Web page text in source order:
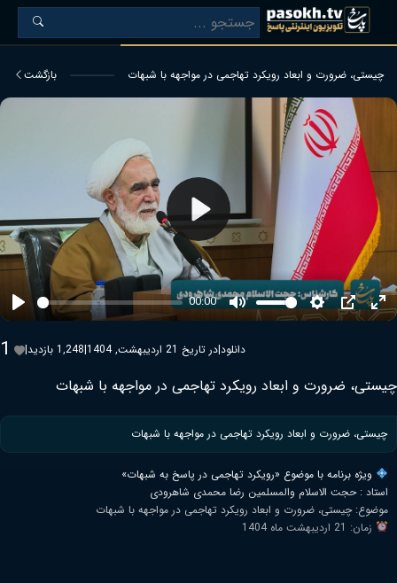
چیستی، ضرورت و ابعاد رویکرد تهاجمی در مواجهه با شبهات بازگشت
Play
00:00
Mute SettingsPIP
Play
1 | 1,248 بازدید| در تاریخ 21 اردیبهشت, 1404|دانلود
چیستی، ضرورت و ابعاد رویکرد تهاجمی در مواجهه با شبهات
چیستی، ضرورت و ابعاد رویکرد تهاجمی در مواجهه با شبهات
ویژه برنامه با موضوع «رویکرد تهاجمی در پاسخ به شبهات»
استاد : حجت الاسلام والمسلمین رضا محمدی شاهرودی
موضوع: چیستی، ضرورت و ابعاد رویکرد تهاجمی در مواجهه با شبهات
زمان: 21 اردیبهشت ماه 1404